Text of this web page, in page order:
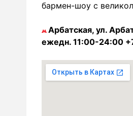
бармен-шоу с
Арбатская, ул.
ежедн. 11:00-24:00